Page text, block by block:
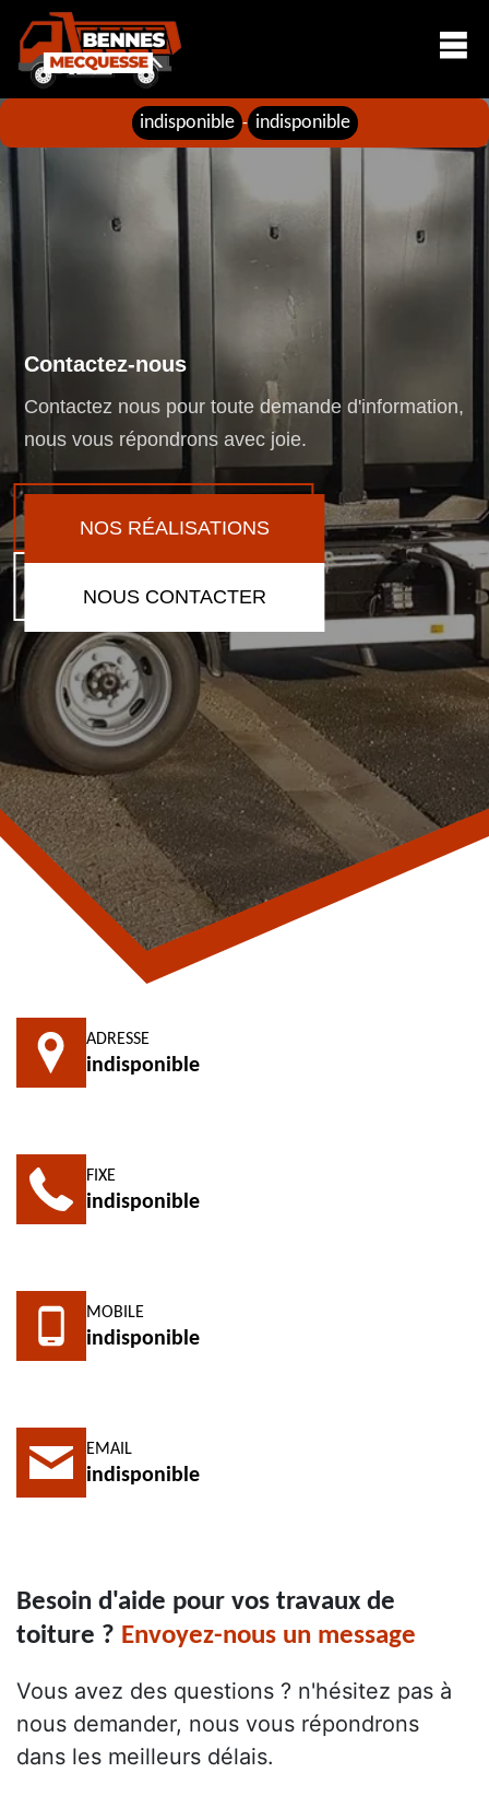
indisponible - indisponible
Contactez-nous
Contactez nous pour toute demande d'information,
nous vous répondrons avec joie.
NOS RÉALISATIONS
NOUS CONTACTER
ADRESSE
indisponible
FIXE
indisponible
MOBILE
indisponible
EMAIL
indisponible
Besoin d'aide pour vos travaux de
toiture ? Envoyez-nous un message
Vous avez des questions ? n'hésitez pas à
nous demander, nous vous répondrons
dans les meilleurs délais.